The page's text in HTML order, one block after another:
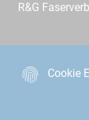
R&G
Cookie